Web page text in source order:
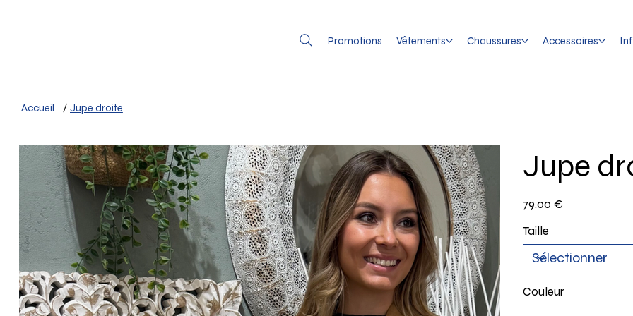
Promotions Vêtements Chaussures Accessoires
Accueil / Jupe droite
Jupe
79,00 €
Taille
Couleur